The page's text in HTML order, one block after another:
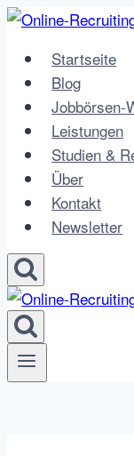
Zum
springenStartseite
Blog
Jobbörsen-
Leistungen
Studien &
Über
Kontakt
Newsletter